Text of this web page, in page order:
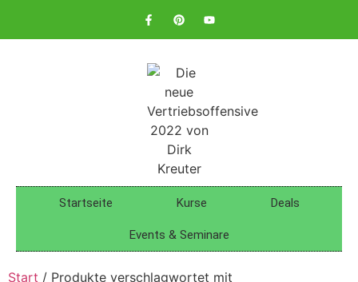
Startseite Kurse Deals
Events & Seminare
Start / Produkte verschlagwortet mit